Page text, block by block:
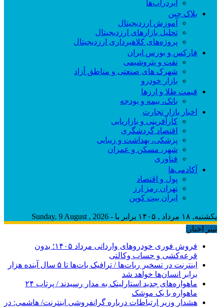
ایردراپ‌ها
بلاک چین
آموزش ارزدیجیتال
تحلیل بازارهای ارزدیجیتال
پروژه‌های کلاهبرداری ارزدیجیتال
فارکس و بورس ایران
نفت و پتروشیمی
شهرک های صنعتی و مناطق آزاد
بازار خودرو
قیمت طلا و ارزها
بانک، بیمه و بودجه
اخبار بازار تجارت
کارآفرینی و بازاریابی
اقتصاد گردشگری
پزشکی، بهداشت و زیبایی
شهر، مسکن و عمران
فناوری
آکادمی‌ها
پول و اقتصاد
تهران رمز ارز
ایران بیت کوین
یکشنبه, ۱۸ مرداد , ۱۴۰۵ برابر با - Sunday, 9 August , 2026
تیتر اخبار:
فروش فوری خودروهای وارداتی مرداد ۱۴۰۵؛ بدون
قرعه‌کشی و حساب وکالتی
اینترنت در تسخیر ربات‌ها / ترافیک بات‌ها تا ۵ سال آینده هزار
برابر انسان‌ها خواهد شد
ماهواره‌های جدید استارلینک به مدار رسیدند / پرتاب ۲۴
ماهواره با یک موشک
هشدار وزیر ارتباطات درباره گرانفروشی اینترنت/ هاشمی: در